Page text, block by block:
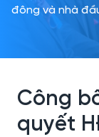
đông và nhà
Công
quyết